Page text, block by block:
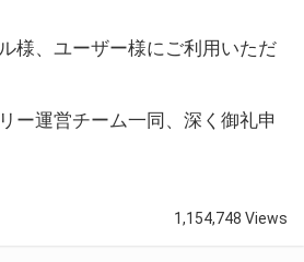
様、ユーザー様にご利用いただ
ー運営チーム一同、深く御礼申
1,154,748 Views